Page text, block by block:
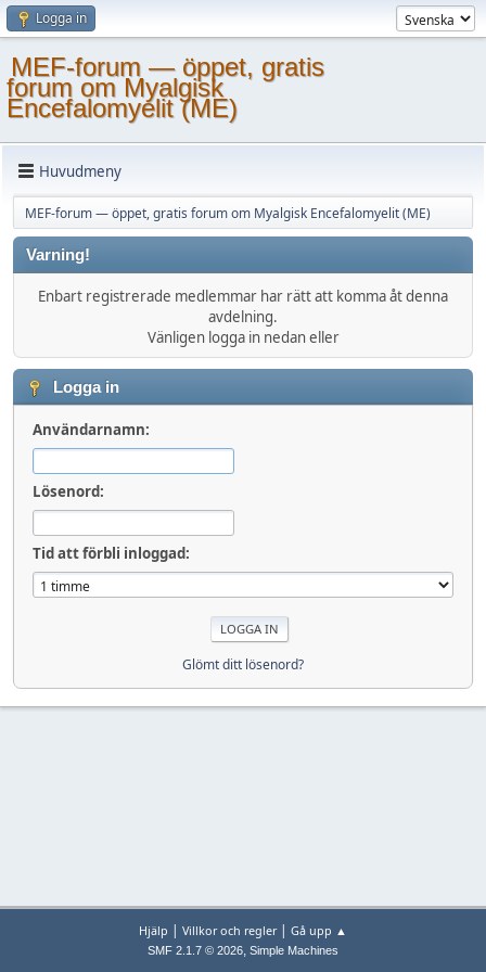
Logga in
MEF-forum — öppet, gratis
forum om Myalgisk
Encefalomyelit (ME)
Huvudmeny
MEF-forum — öppet, gratis forum om Myalgisk Encefalomyelit (ME)
Varning!
Enbart registrerade medlemmar har rätt att komma åt denna
avdelning.
Vänligen logga in nedan eller
Logga in
Användarnamn:
Lösenord:
Tid att förbli inloggad:
Glömt ditt lösenord?
Hjälp | Villkor och regler| Gå upp ▲
SMF 2.1.7 © 2026, Simple Machines